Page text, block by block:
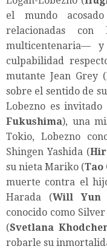
el mundo
relacionadas
multicentenaria—
culpabilidad
mutante Jean Grey (
sobre el sentido de
Lobezno es
Fukushima), una
Tokio, Lobezno
Shingen Yashida (
su nieta Mariko (Tao
muerte contra el
Harada (Will Yun
conocido como
(Svetlana
robarle su